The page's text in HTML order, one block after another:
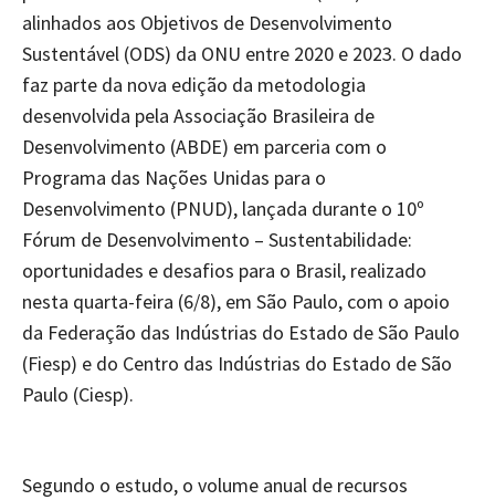
alinhados aos Objetivos de Desenvolvimento
Sustentável (ODS) da ONU entre 2020 e 2023. O dado
faz parte da nova edição da metodologia
desenvolvida pela Associação Brasileira de
Desenvolvimento (ABDE) em parceria com o
Programa das Nações Unidas para o
Desenvolvimento (PNUD), lançada durante o 10º
Fórum de Desenvolvimento – Sustentabilidade:
oportunidades e desafios para o Brasil, realizado
nesta quarta-feira (6/8), em São Paulo, com o apoio
da Federação das Indústrias do Estado de São Paulo
(Fiesp) e do Centro das Indústrias do Estado de São
Paulo (Ciesp).
Segundo o estudo, o volume anual de recursos